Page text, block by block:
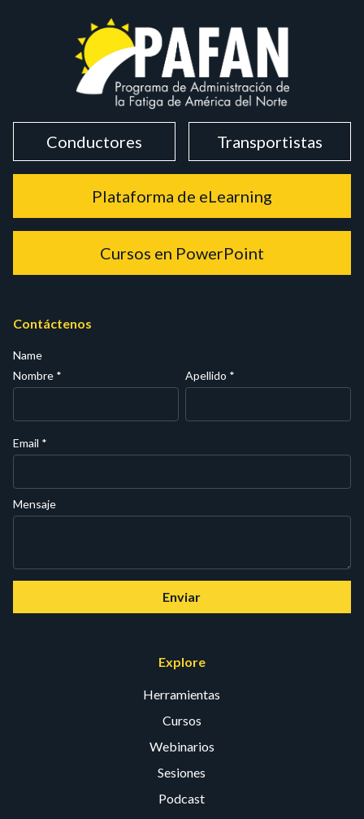
Conductores Transportistas
Plataforma de eLearning
Cursos en PowerPoint
Contáctenos
Name
Nombre * Apellido *
Email *
Mensaje
Enviar
Explore
Herramientas
Cursos
Webinarios
Sesiones
Podcast